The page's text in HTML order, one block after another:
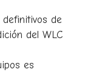
de
del WLC
es